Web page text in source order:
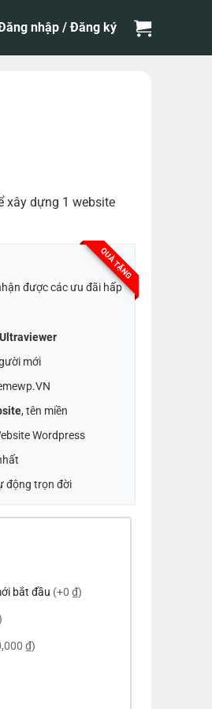
nhập / Đăng ký
xây dựng 1 website
QUÀ TẶNG
được các ưu đãi hấp
mới
, tên miền
Wordpress
động trọn đời
bắt đầu (+0 ₫)
₫)